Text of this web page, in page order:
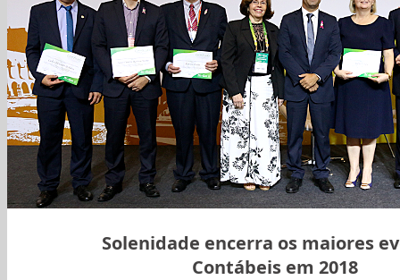
Solenidade encerra os maiores
Contábeis em 2018